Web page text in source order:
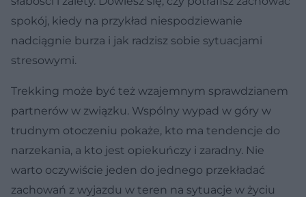
spokój, kiedy na przykład niespodziewanie
nadciągnie burza i jak radzisz sobie sytuacjami
stresowymi.
Trekking może być też wzajemnym sprawdzianem
partnerów w związku. Wspólny wypad w góry w
trudnym otoczeniu pokaże, kto ma tendencje do
narzekania, a kto jest opiekuńczy i zaradny. Nie
warto oczywiście jeden do jednego przekładać
zachowań z wyjazdu w teren na sytuacje w życiu